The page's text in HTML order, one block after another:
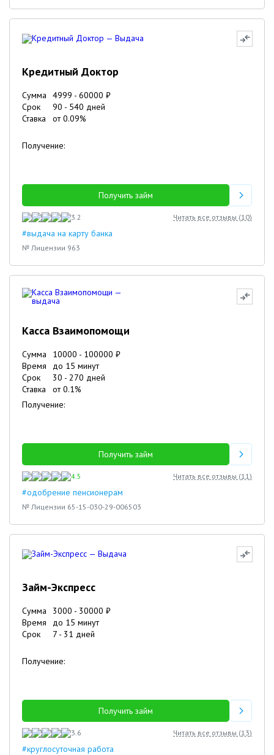
Кредитный Доктор
Сумма 4999 - 60000 ₽
Срок
90 - 540 дней
Ставка
от0.09%
Получение:
Получить займ
3.2 Читать все отзывы (10)
#выдача на карту банка
№ Лицензии 963
Касса Взаимопомощи
Сумма 10000 - 100000 ₽
Время
до 15 минут
Срок
30 - 270 дней
Ставка
от0.1%
Получение:
Получить займ
4.5 Читать все отзывы (11)
#одобрение пенсионерам
№ Лицензии 65-15-030-29-006503
Займ-Экспресс
Сумма 3000 - 30000 ₽
Время
до 15 минут
Срок
7 - 31 дней
Получение:
Получить займ
3.6 Читать все отзывы (13)
#круглосуточная работа